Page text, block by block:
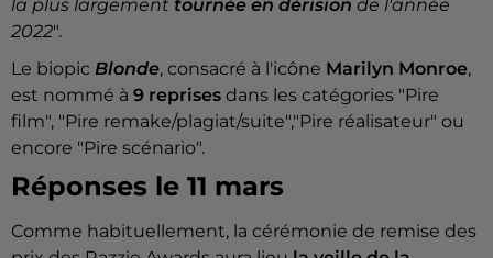
la plus largement tournée en dérision de l'année
2022".
Le biopic Blonde, consacré à l'icône Marilyn Monroe,
est nommé à 9 reprises dans les catégories "Pire
film", "Pire remake/plagiat/suite","Pire réalisateur" ou
encore "Pire scénario".
Réponses le 11 mars
Comme habituellement, la cérémonie de remise des